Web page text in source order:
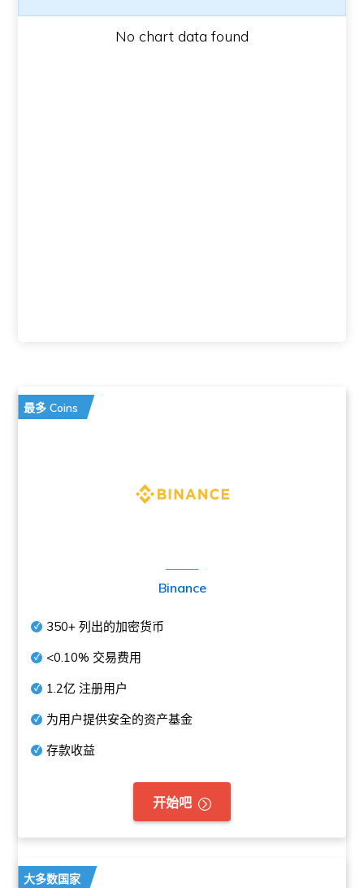
No chart data found
最多 Coins
Binance
350+ 列出的加密货币
<0.10% 交易费用
1.2亿 注册用户
为用户提供安全的资产基金
存款收益
开始吧
大多数国家